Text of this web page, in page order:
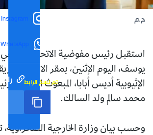
Instagram
WhatsApp
تم نسخ الرابط
ح.م
استقبل رئيس مفوضية الاتحاد
يوسف، اليوم الإثنين، بمقر الاتحاد
الإثيوبية أديس أبابا، المبعوث الخاص
محمد سالم ولد السالك.
وحسب بيان وزارة الخارجية الصحراوية،